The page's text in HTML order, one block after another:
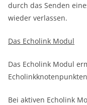
durch das Senden
wieder verlassen.
Das Echolink Modul
Das Echolink Modul
Bei aktiven Echolink